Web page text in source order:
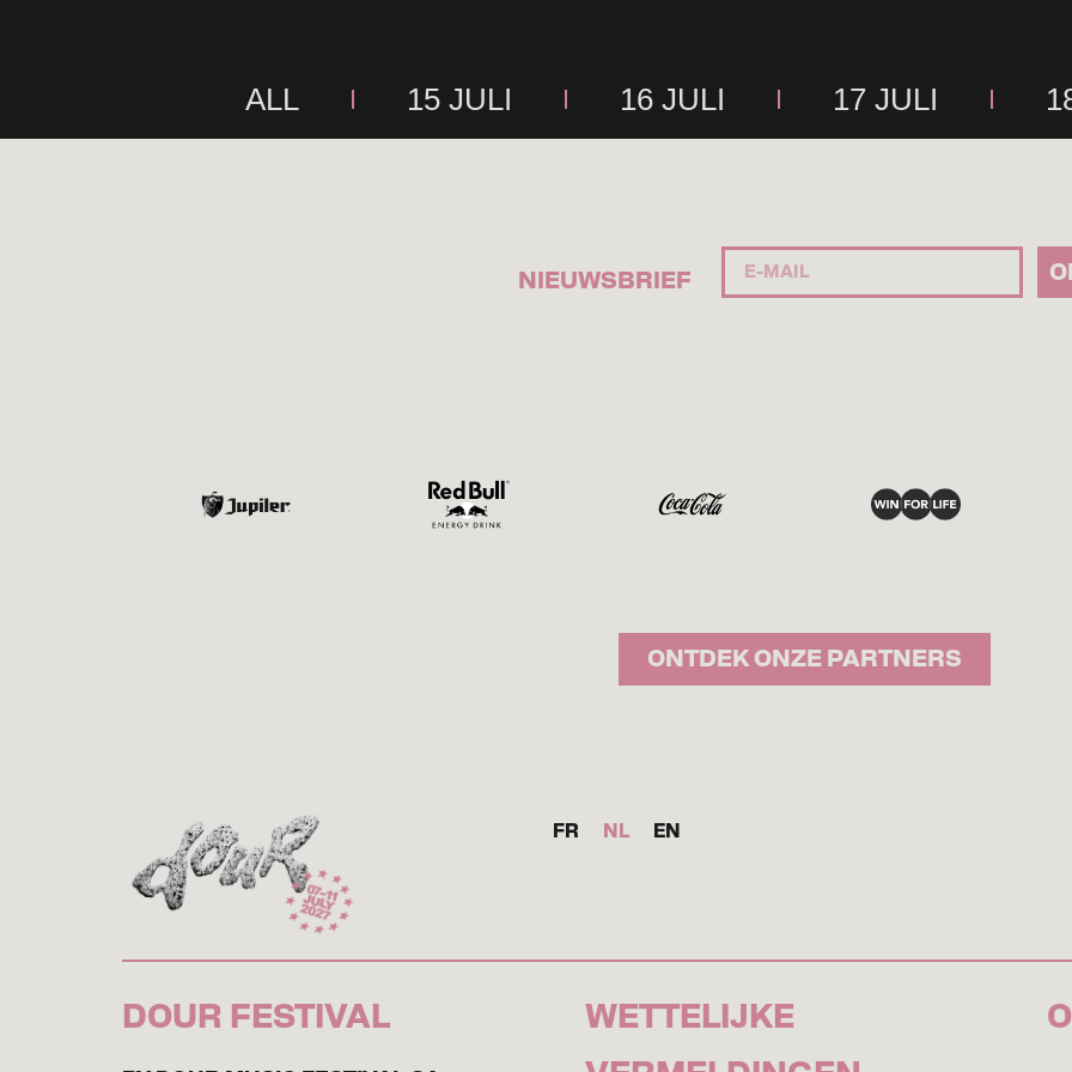
ALL 15 JULI 16 JULI 17 JULI
NIEUWSBRIEF
ONTDEK ONZE PARTNERS
FR NL EN
DOUR FESTIVAL
WETTELIJKE